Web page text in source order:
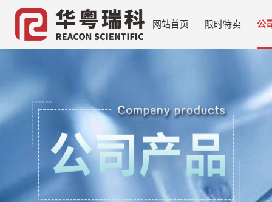
网站首页 限时特卖 公